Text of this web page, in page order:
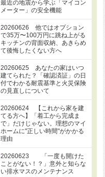
最近の地震から学ぶ「マイコン
メーター」の安全機能
20260626 他ではオプション
で35万〜100万円に跳ね上がる
キッチンの背面収納、あきらめ
て後悔したくない方へ
20260625 あなたの家はいつ
建てられた？「確認済証」の日
付でわかる耐震基準と火災保険
の見直しについて
20260624 【これから家を建
てる方へ】「着工から完成ま
で」だけじゃない。理想のマイ
ホームに"正しい時間"がかかる
理由
20260623 「一度も開けた
ことがない！？」意外と知らな
い排水マスのメンテナンス